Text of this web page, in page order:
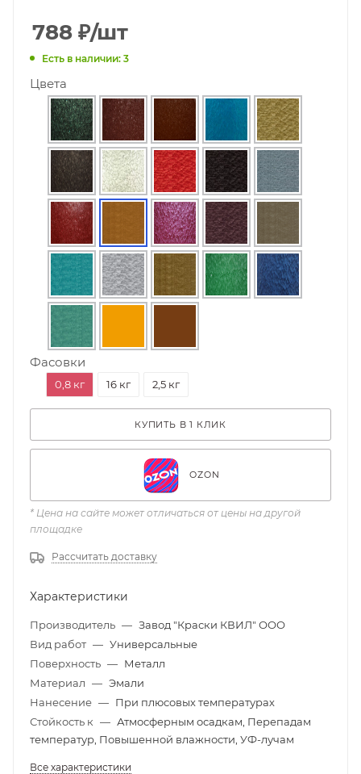
788 ₽/шт
Есть в наличии: 3
Цвета
Фасовки
0,8 кг 16 кг 2,5 кг
КУПИТЬ В 1 КЛИК
OZON
* Цена на сайте может отличаться от цены на другой
площадке
Рассчитать доставку
Характеристики
Производитель — Завод "Краски КВИЛ" ООО
Вид работ — Универсальные
Поверхность — Металл
Материал — Эмали
Нанесение — При плюсовых температурах
Стойкость к — Атмосферным осадкам, Перепадам
температур, Повышенной влажности, УФ-лучам
Все характеристики